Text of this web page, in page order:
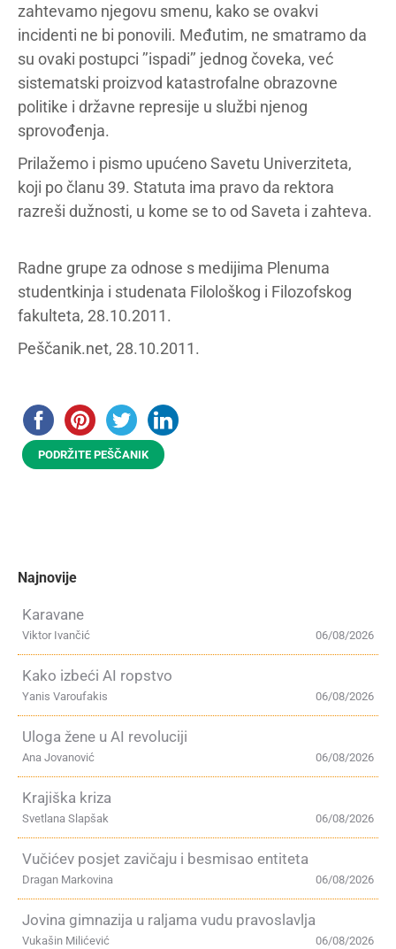
zahtevamo njegovu smenu, kako se ovakvi
incidenti ne bi ponovili. Međutim, ne smatramo da
su ovaki postupci ’’ispadi’’ jednog čoveka, već
sistematski proizvod katastrofalne obrazovne
politike i državne represije u službi njenog
sprovođenja.
Prilažemo i pismo upućeno Savetu Univerziteta,
koji po članu 39. Statuta ima pravo da rektora
razreši dužnosti, u kome se to od Saveta i zahteva.
Radne grupe za odnose s medijima Plenuma
studentkinja i studenata Filološkog i Filozofskog
fakulteta, 28.10.2011.
Peščanik.net, 28.10.2011.
PODRŽITE PEŠČANIK
Najnovije
Karavane
06/08/2026
Viktor Ivančić
Kako izbeći AI ropstvo
06/08/2026
Yanis Varoufakis
Uloga žene u AI revoluciji
06/08/2026
Ana Jovanović
Krajiška kriza
06/08/2026
Svetlana Slapšak
Vučićev posjet zavičaju i besmisao entiteta
06/08/2026
Dragan Markovina
Jovina gimnazija u raljama vudu pravoslavlja
06/08/2026
Vukašin Milićević